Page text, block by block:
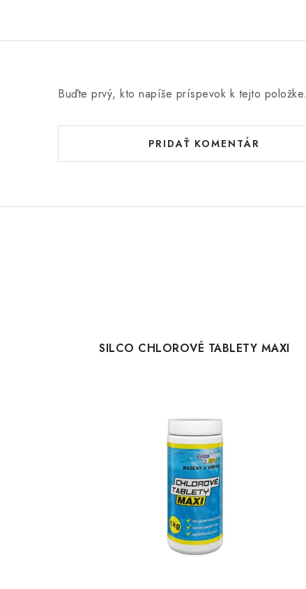
Buďte prvý, kto napíše príspevok k tejto položke.
PRIDAŤ KOMENTÁR
SILCO CHLOROVÉ TABLETY MAXI